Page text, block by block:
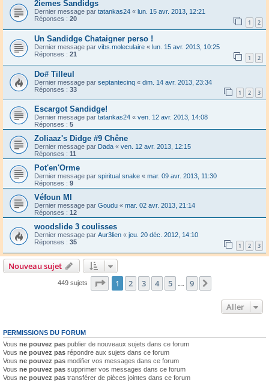
2iemes Sandidgs
Dernier message par tatankas24 « lun. 15 avr. 2013, 12:21
Réponses : 20 1 2
Un Sandidge Chataigner perso !
Dernier message par vibs.moleculaire « lun. 15 avr. 2013, 10:25
Réponses : 21 1 2
Do# Tilleul
Dernier message par septantecinq « dim. 14 avr. 2013, 23:34
Réponses : 33 1 2 3
Escargot Sandidge!
Dernier message par tatankas24 « ven. 12 avr. 2013, 14:08
Réponses : 5
Zoliaaz's Didge #9 Chêne
Dernier message par Dada « ven. 12 avr. 2013, 12:15
Réponses : 11
Pot'en'Orme
Dernier message par spiritual snake « mar. 09 avr. 2013, 11:30
Réponses : 9
Véfoun MI
Dernier message par Goudu « mar. 02 avr. 2013, 21:14
Réponses : 12
woodslide 3 coulisses
Dernier message par Aur3lien « jeu. 20 déc. 2012, 14:10
Réponses : 35 1 2 3
Nouveau sujet
449 sujets Page 1sur9
1 2 3 4 5 9
Aller
PERMISSIONS DU FORUM
Vous ne pouvez pas publier de nouveaux sujets dans ce forum
Vous ne pouvez pas répondre aux sujets dans ce forum
Vous ne pouvez pas modifier vos messages dans ce forum
Vous ne pouvez pas supprimer vos messages dans ce forum
Vous ne pouvez pas transférer de pièces jointes dans ce forum